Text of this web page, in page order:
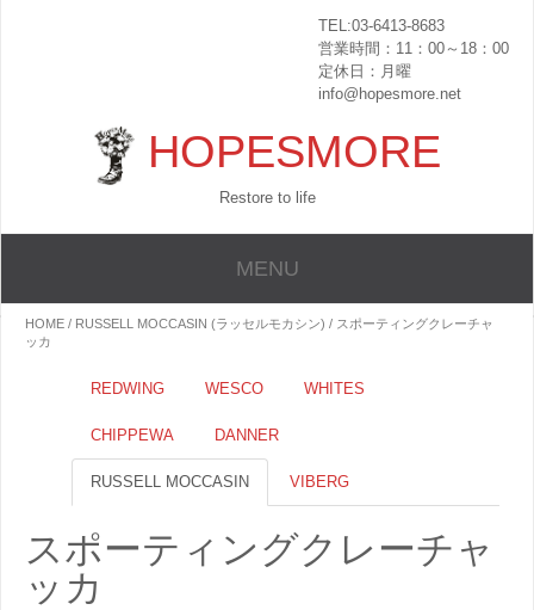
TEL:03-6413-8683
営業時間：11：00～18：00
定休日：月曜
info@hopesmore.net
HOPESMORE
Restore to life
MENU
HOME / RUSSELL MOCCASIN (ラッセルモカシン) / スポーティングクレーチャ
ッカ
REDWING WESCO WHITES
CHIPPEWA DANNER
RUSSELL MOCCASIN VIBERG
スポーティングクレーチャ
ッカ